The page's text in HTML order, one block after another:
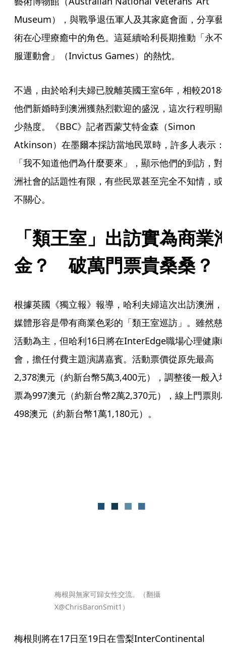
Museum），與戰爭退伍軍人及其家庭會面，分享藝
術在心理療癒中的角色。這延續哈利長期推動「永不
服運動會」（Invictus Games）的熱忱。
不過，由於哈利夫婦已脫離英國王室6年，相較2018
他們新婚時到澳洲獲熱烈歡迎的盛況，這次行程明顯
少熱度。《BBC》記者西蒙艾特金森（Simon
Atkinson）在墨爾本採訪當地民眾時，許多人表示：
「我不知道他們為什麼要來」，顯示他們的到訪，對
洲社會的話題性有限，有些民眾甚至完全不知情，或
不關心。
「類王室」出訪實為商業
金？　破萬門票貴桑桑？
根據英國《獨立報》報導，哈利夫婦這次出訪澳洲，
媒體形容是帶有商業色彩的「類王室巡訪」。雖然慈
活動為主，但哈利16日將在InterEdge職場心理健康
會，擔任付費主題演講嘉賓。活動票價從原先最高
2,378澳元（約新台幣5萬3,400元），調整後一般入
票為997澳元（約新台幣2萬2,370元），線上門票則
498澳元（約新台幣1萬1,180元）。
梅根與無家可歸女性交流。（翻攝
X@ChrisBaronSmit1）
梅根則將在17日至19日在雪梨InterContinental